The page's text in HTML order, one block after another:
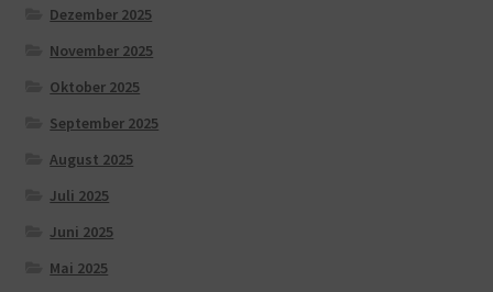
Dezember 2025
November 2025
Oktober 2025
September 2025
August 2025
Juli 2025
Juni 2025
Mai 2025